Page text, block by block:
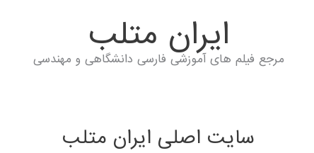
ايران متلب
مرجع فیلم های آموزشی فارسی دانشگاهی و مهندسی
سایت اصلی ایران متلب